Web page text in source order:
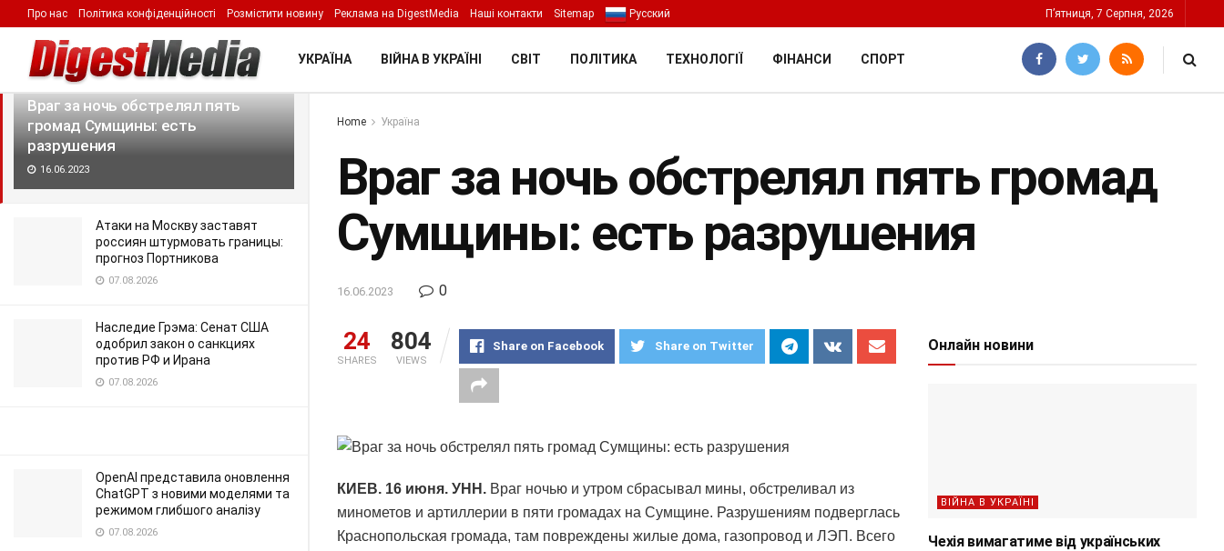
LATEST TRENDING Filter
Враг за ночь обстрелял пять
громад Сумщины: есть
разрушения
16.06.2023
Атаки на Москву заставят
россиян штурмовать границы:
прогноз Портникова
07.08.2026
Наследие Грэма: Сенат США
одобрил закон о санкциях
против РФ и Ирана
07.08.2026
OpenAI представила оновлення
ChatGPT з новими моделями та
режимом глибшого аналізу
07.08.2026
Про нас Політика конфіденційності Розмістити новину Реклама на DigestMedia Наші контакти Sitemap Русский П’ятниця, 7 Серпня, 2026
УКРАЇНА ВІЙНА В УКРАЇНІ СВІТ ПОЛІТИКА ТЕХНОЛОГІЇ ФІНАНСИ СПОРТ
Home Україна
Враг за ночь обстрелял пять громад
Сумщины: есть разрушения
16.06.2023 0
24
SHARES
804
VIEWS
Share on Facebook Share on Twitter
КИЕВ. 16 июня. УНН. Враг ночью и утром сбрасывал мины, обстреливал из
минометов и артиллерии в пяти громадах на Сумщине. Разрушениям подверглась
Краснопольская громада, там повреждены жилые дома, газопровод и ЛЭП. Всего
Онлайн новини
ВІЙНА В УКРАЇНІ
Чехія вимагатиме від українських